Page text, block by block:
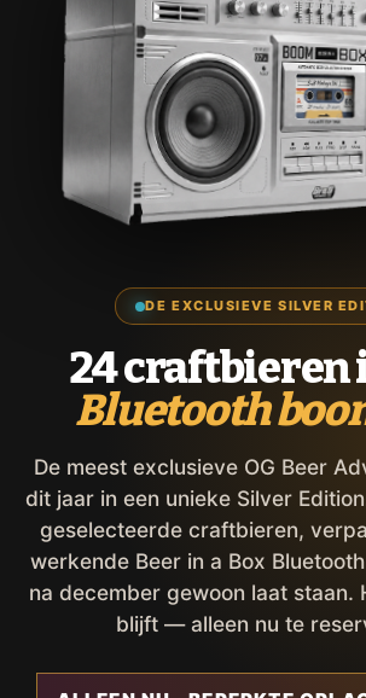
DE EXCLUSIEVE SILVER
24 craftbieren
Bluetooth
De meest exclusieve OG Beer
dit jaar in een unieke Silver
geselecteerde craftbieren,
werkende Beer in a Box
na december gewoon laat staan.
blijft — alleen nu te